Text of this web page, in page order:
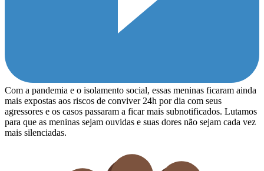
Com a pandemia e o isolamento social, essas meninas ficaram ainda
mais expostas aos riscos de conviver 24h por dia com seus
agressores e os casos passaram a ficar mais subnotificados. Lutamos
para que as meninas sejam ouvidas e suas dores não sejam cada vez
mais silenciadas.